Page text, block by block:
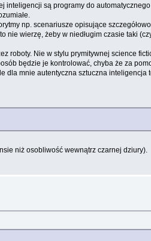
są programy do
np. scenariusze opisujące
wierzę, żeby w niedługim czasie taki
roboty. Nie w stylu prymitywnej science
będzie je kontrolować, chyba że za
mnie autentyczna sztuczna
niż osobliwość wewnątrz czarnej dziury).